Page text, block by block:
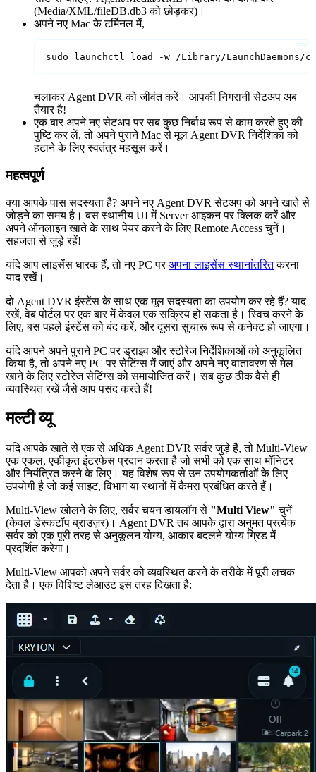
(Media/XML/fileDB.db3 को छोड़कर)।
अपने नए Mac के टर्मिनल में,
sudo launchctl load -w /Library/
चलाकर Agent DVR को जीवंत करें। आपकी निगरानी सेटअप अब
तैयार है!
एक बार अपने नए सेटअप पर सब कुछ निर्बाध रूप से काम करते हुए की
पुष्टि कर लें, तो अपने पुराने Mac से मूल Agent DVR निर्देशिका को
हटाने के लिए स्वतंत्र महसूस करें।
महत्वपूर्ण
क्या आपके पास सदस्यता है? अपने नए Agent DVR सेटअप को अपने खाते से
जोड़ने का समय है। बस स्थानीय UI में Server आइकन पर क्लिक करें और
अपने ऑनलाइन खाते के साथ पेयर करने के लिए Remote Access चुनें।
सहजता से जुड़े रहें!
यदि आप लाइसेंस धारक हैं, तो नए PC परअपना लाइसेंस स्थानांतरितकरना
याद रखें।
दो Agent DVR इंस्टेंस के साथ एक मूल सदस्यता का उपयोग कर रहे हैं? याद
रखें, वेब पोर्टल पर एक बार में केवल एक सक्रिय हो सकता है। स्विच करने के
लिए, बस पहले इंस्टेंस को बंद करें, और दूसरा सुचारू रूप से कनेक्ट हो जाएगा।
यदि आपने अपने पुराने PC पर ड्राइव और स्टोरेज निर्देशिकाओं को अनुकूलित
किया है, तो अपने नए PC पर सेटिंग्स में जाएं और अपने नए वातावरण से मेल
खाने के लिए स्टोरेज सेटिंग्स को समायोजित करें। सब कुछ ठीक वैसे ही
व्यवस्थित रखें जैसे आप पसंद करते हैं!
मल्टी व्यू
यदि आपके खाते से एक से अधिक Agent DVR सर्वर जुड़े हैं, तो Multi-View
एक एकल, एकीकृत इंटरफेस प्रदान करता है जो सभी को एक साथ मॉनिटर
और नियंत्रित करने के लिए। यह विशेष रूप से उन उपयोगकर्ताओं के लिए
उपयोगी है जो कई साइट, विभाग या स्थानों में कैमरा प्रबंधित करते हैं।
Multi-View खोलने के लिए, सर्वर चयन डायलॉग से "Multi View" चुनें
(केवल डेस्कटॉप ब्राउज़र)। Agent DVR तब आपके द्वारा अनुमत प्रत्येक
सर्वर को एक पूरी तरह से अनुकूलन योग्य, आकार बदलने योग्य ग्रिड में
प्रदर्शित करेगा।
Multi-View आपको अपने सर्वर को व्यवस्थित करने के तरीके में पूरी लचक
देता है। एक विशिष्ट लेआउट इस तरह दिखता है: